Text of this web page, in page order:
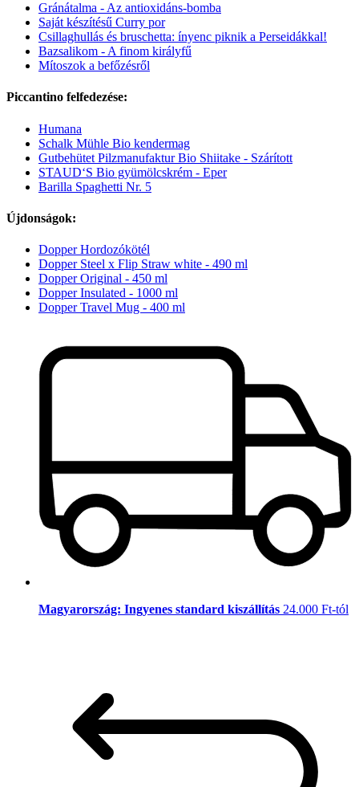
Gránátalma - Az antioxidáns-bomba
Saját készítésű Curry por
Csillaghullás és bruschetta: ínyenc piknik a Perseidákkal!
Bazsalikom - A finom királyfű
Mítoszok a befőzésről
Piccantino felfedezése:
Humana
Schalk Mühle Bio kendermag
Gutbehütet Pilzmanufaktur Bio Shiitake - Szárított
STAUD‘S Bio gyümölcskrém - Eper
Barilla Spaghetti Nr. 5
Újdonságok:
Dopper Hordozókötél
Dopper Steel x Flip Straw white - 490 ml
Dopper Original - 450 ml
Dopper Insulated - 1000 ml
Dopper Travel Mug - 400 ml
Magyarország: Ingyenes standard kiszállítás 24.000 Ft-tól